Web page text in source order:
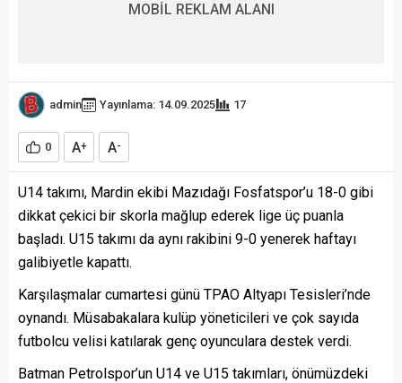
MOBİL REKLAM ALANI
admin Yayınlama: 14.09.2025 17
0 A+ A-
U14 takımı, Mardin ekibi Mazıdağı Fosfatspor’u 18-0 gibi
dikkat çekici bir skorla mağlup ederek lige üç puanla
başladı. U15 takımı da aynı rakibini 9-0 yenerek haftayı
galibiyetle kapattı.
Karşılaşmalar cumartesi günü TPAO Altyapı Tesisleri’nde
oynandı. Müsabakalara kulüp yöneticileri ve çok sayıda
futbolcu velisi katılarak genç oyunculara destek verdi.
Batman Petrolspor’un U14 ve U15 takımları, önümüzdeki